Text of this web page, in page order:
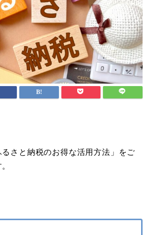
さと納税のお得な活用方法」をご